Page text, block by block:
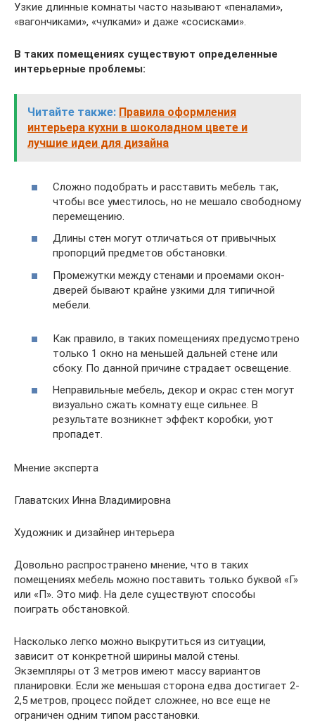
Узкие длинные комнаты часто называют «пеналами»,
«вагончиками», «чулками» и даже «сосисками».
В таких помещениях существуют определенные
интерьерные проблемы:
Читайте также: Правила оформления
интерьера кухни в шоколадном цвете и
лучшие идеи для дизайна
Сложно подобрать и расставить мебель так,
чтобы все уместилось, но не мешало свободному
перемещению.
Длины стен могут отличаться от привычных
пропорций предметов обстановки.
Промежутки между стенами и проемами окон-
дверей бывают крайне узкими для типичной
мебели.
Как правило, в таких помещениях предусмотрено
только 1 окно на меньшей дальней стене или
сбоку. По данной причине страдает освещение.
Неправильные мебель, декор и окрас стен могут
визуально сжать комнату еще сильнее. В
результате возникнет эффект коробки, уют
пропадет.
Мнение эксперта
Главатских Инна Владимировна
Художник и дизайнер интерьера
Довольно распространено мнение, что в таких
помещениях мебель можно поставить только буквой «Г»
или «П». Это миф. На деле существуют способы
поиграть обстановкой.
Насколько легко можно выкрутиться из ситуации,
зависит от конкретной ширины малой стены.
Экземпляры от 3 метров имеют массу вариантов
планировки. Если же меньшая сторона едва достигает 2-
2,5 метров, процесс пойдет сложнее, но все еще не
ограничен одним типом расстановки.